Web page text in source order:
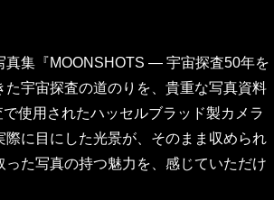
真集『MOONSHOTS ― 宇宙探査50年を
宇宙探査の道のりを、貴重な写真資料
使用されたハッセルブラッド製カメラ
に目にした光景が、そのまま収められ
た写真の持つ魅力を、感じていただけ